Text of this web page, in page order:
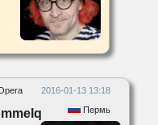
2016-01-13 13:18
Пермь